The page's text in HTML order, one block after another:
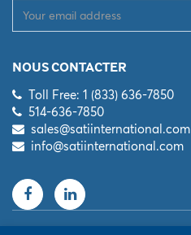
NOUS CONTACTER
Toll Free: 1 (833) 636-7850
514-636-7850
sales@satiinternational.com
info@satiinternational.com